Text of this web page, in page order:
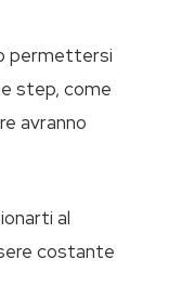
permettersi
step, come
avranno
al
costante